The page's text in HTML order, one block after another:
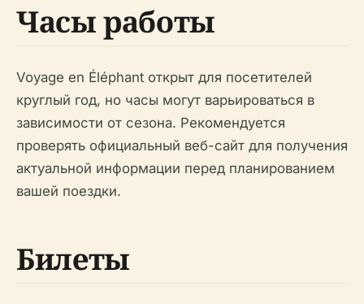
Часы работы
Voyage en Éléphant открыт для посетителей
круглый год, но часы могут варьироваться в
зависимости от сезона. Рекомендуется
проверять официальный веб-сайт для получения
актуальной информации перед планированием
вашей поездки.
Билеты